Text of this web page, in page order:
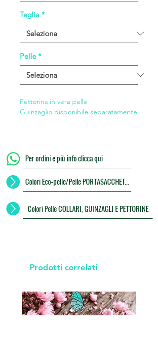
Taglia *
Pelle *
Pettorina in vera pelle
Guinzaglio disponibile separatamente
Per ordini e più info clicca qui
Colori Eco-pelle/Pelle PORTASACCHETTI
Colori Pelle COLLARI, GUINZAGLI E PETTORINE
Prodotti correlati